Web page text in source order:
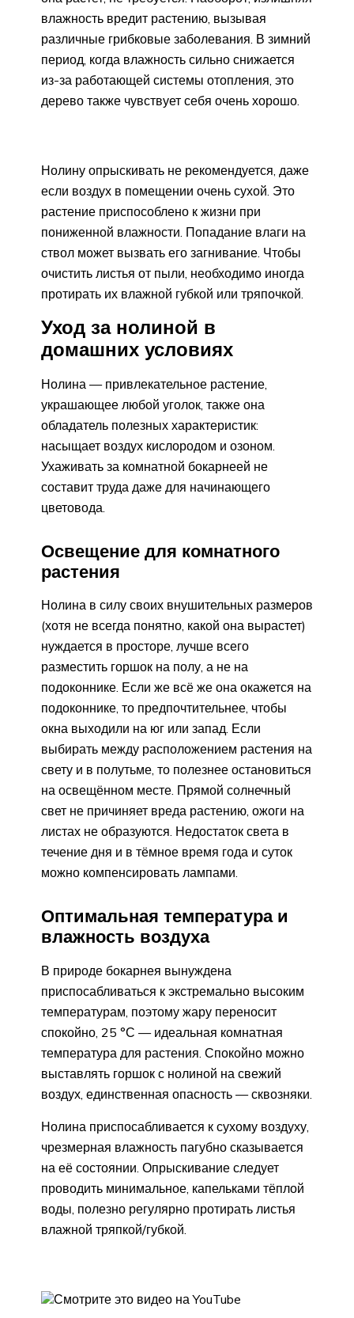
влажность вредит растению, вызывая
различные грибковые заболевания. В зимний
период, когда влажность сильно снижается
из-за работающей системы отопления, это
дерево также чувствует себя очень хорошо.
Нолину опрыскивать не рекомендуется, даже
если воздух в помещении очень сухой. Это
растение приспособлено к жизни при
пониженной влажности. Попадание влаги на
ствол может вызвать его загнивание. Чтобы
очистить листья от пыли, необходимо иногда
протирать их влажной губкой или тряпочкой.
Уход за нолиной в
домашних условиях
Нолина — привлекательное растение,
украшающее любой уголок, также она
обладатель полезных характеристик:
насыщает воздух кислородом и озоном.
Ухаживать за комнатной бокарнеей не
составит труда даже для начинающего
цветовода.
Освещение для комнатного
растения
Нолина в силу своих внушительных размеров
(хотя не всегда понятно, какой она вырастет)
нуждается в просторе, лучше всего
разместить горшок на полу, а не на
подоконнике. Если же всё же она окажется на
подоконнике, то предпочтительнее, чтобы
окна выходили на юг или запад. Если
выбирать между расположением растения на
свету и в полутьме, то полезнее остановиться
на освещённом месте. Прямой солнечный
свет не причиняет вреда растению, ожоги на
листах не образуются. Недостаток света в
течение дня и в тёмное время года и суток
можно компенсировать лампами.
Оптимальная температура и
влажность воздуха
В природе бокарнея вынуждена
приспосабливаться к экстремально высоким
температурам, поэтому жару переносит
спокойно, 25 °С — идеальная комнатная
температура для растения. Спокойно можно
выставлять горшок с нолиной на свежий
воздух, единственная опасность — сквозняки.
Нолина приспосабливается к сухому воздуху,
чрезмерная влажность пагубно сказывается
на её состоянии. Опрыскивание следует
проводить минимальное, капельками тёплой
воды, полезно регулярно протирать листья
влажной тряпкой/губкой.
Смотрите это видео на YouTube